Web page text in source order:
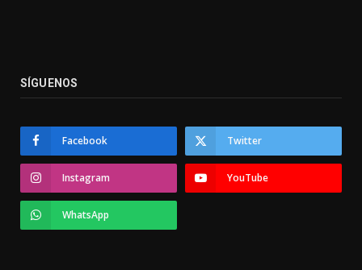
SÍGUENOS
Facebook Twitter
Instagram YouTube
WhatsApp